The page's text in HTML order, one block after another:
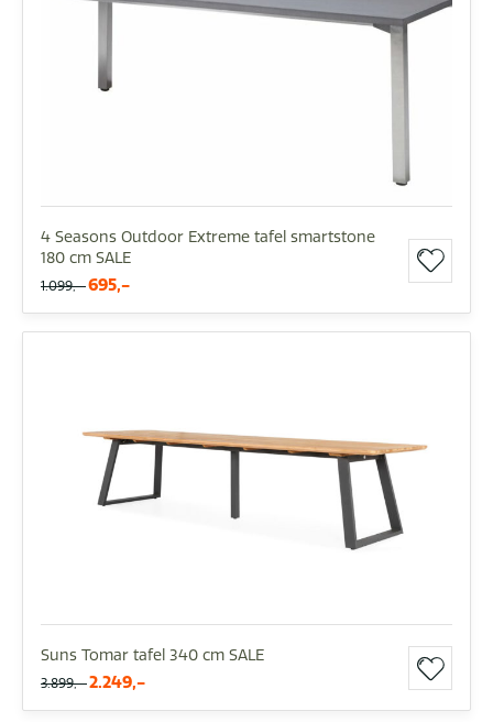
4 Seasons Outdoor Extreme tafel smartstone
180 cm SALE
1.099,- 695,-
Suns Tomar tafel 340 cm SALE
3.899,- 2.249,-